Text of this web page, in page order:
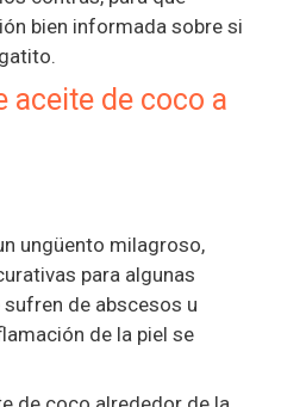
bien informada sobre si
aceite de coco a
ungüento milagroso,
para algunas
de abscesos u
de la piel se